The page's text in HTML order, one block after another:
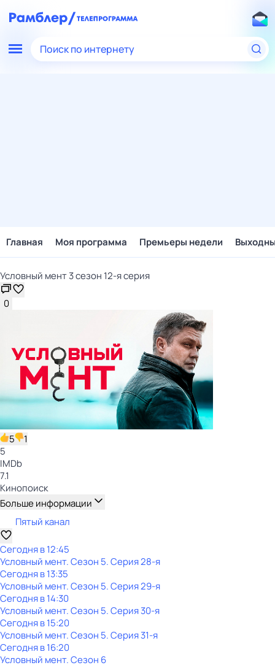
Поиск по интернету
Главная Моя программа Премьеры недели
Условный мент 3 сезон 12-я серия
0
5
1
5
IMDb
7.1
Кинопоиск
Больше информации
Пятый канал
Сегодня в 12:45
Условный мент. Сезон 5. Серия 28-я
Сегодня в 13:35
Условный мент. Сезон 5. Серия 29-я
Сегодня в 14:30
Условный мент. Сезон 5. Серия 30-я
Сегодня в 15:20
Условный мент. Сезон 5. Серия 31-я
Сегодня в 16:20
Условный мент. Сезон 6